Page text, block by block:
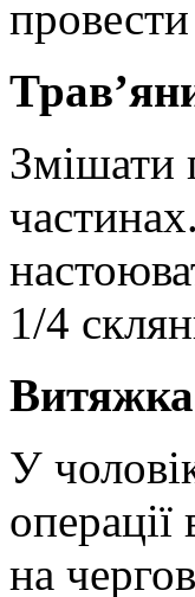
Змішати
1/4
Витяжка
У
на